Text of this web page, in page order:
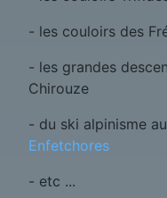
- les couloirs des
- les grandes
Chirouze
- du ski alpinisme
Enfetchores
- etc ...